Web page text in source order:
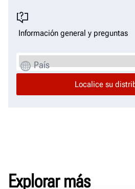
Información general y preguntas
País
Explorar más